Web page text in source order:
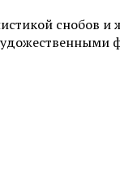
снобов и